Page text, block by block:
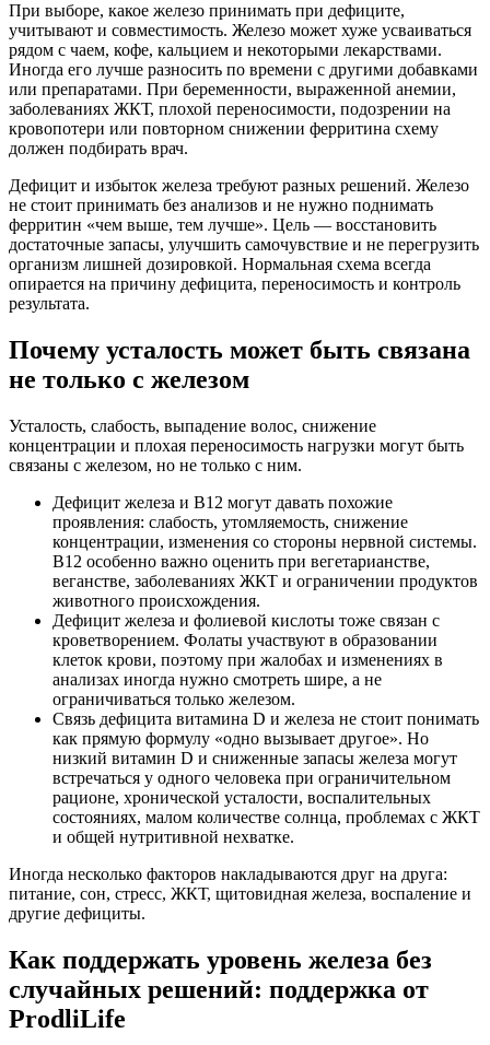
При выборе, какое железо принимать при дефиците,
учитывают и совместимость. Железо может хуже усваиваться
рядом с чаем, кофе, кальцием и некоторыми лекарствами.
Иногда его лучше разносить по времени с другими добавками
или препаратами. При беременности, выраженной анемии,
заболеваниях ЖКТ, плохой переносимости, подозрении на
кровопотери или повторном снижении ферритина схему
должен подбирать врач.
Дефицит и избыток железа требуют разных решений. Железо
не стоит принимать без анализов и не нужно поднимать
ферритин «чем выше, тем лучше». Цель — восстановить
достаточные запасы, улучшить самочувствие и не перегрузить
организм лишней дозировкой. Нормальная схема всегда
опирается на причину дефицита, переносимость и контроль
результата.
Почему усталость может быть связана
не только с железом
Усталость, слабость, выпадение волос, снижение
концентрации и плохая переносимость нагрузки могут быть
связаны с железом, но не только с ним.
Дефицит железа и B12 могут давать похожие
проявления: слабость, утомляемость, снижение
концентрации, изменения со стороны нервной системы.
B12 особенно важно оценить при вегетарианстве,
веганстве, заболеваниях ЖКТ и ограничении продуктов
животного происхождения.
Дефицит железа и фолиевой кислоты тоже связан с
кроветворением. Фолаты участвуют в образовании
клеток крови, поэтому при жалобах и изменениях в
анализах иногда нужно смотреть шире, а не
ограничиваться только железом.
Связь дефицита витамина D и железа не стоит понимать
как прямую формулу «одно вызывает другое». Но
низкий витамин D и сниженные запасы железа могут
встречаться у одного человека при ограничительном
рационе, хронической усталости, воспалительных
состояниях, малом количестве солнца, проблемах с ЖКТ
и общей нутритивной нехватке.
Иногда несколько факторов накладываются друг на друга:
питание, сон, стресс, ЖКТ, щитовидная железа, воспаление и
другие дефициты.
Как поддержать уровень железа без
случайных решений: поддержка от
ProdliLife